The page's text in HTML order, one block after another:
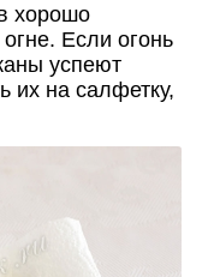
хорошо
Если огонь
успеют
их на салфетку,